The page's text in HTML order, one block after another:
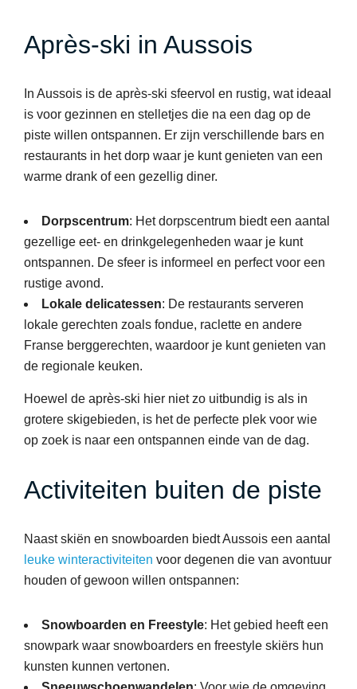
Après-ski in Aussois
In Aussois is de après-ski sfeervol en rustig, wat ideaal
is voor gezinnen en stelletjes die na een dag op de
piste willen ontspannen. Er zijn verschillende bars en
restaurants in het dorp waar je kunt genieten van een
warme drank of een gezellig diner.
Dorpscentrum: Het dorpscentrum biedt een aantal
gezellige eet- en drinkgelegenheden waar je kunt
ontspannen. De sfeer is informeel en perfect voor een
rustige avond.
Lokale delicatessen: De restaurants serveren
lokale gerechten zoals fondue, raclette en andere
Franse berggerechten, waardoor je kunt genieten van
de regionale keuken.
Hoewel de après-ski hier niet zo uitbundig is als in
grotere skigebieden, is het de perfecte plek voor wie
op zoek is naar een ontspannen einde van de dag.
Activiteiten buiten de piste
Naast skiën en snowboarden biedt Aussois een aantal
leuke winteractiviteiten voor degenen die van avontuur
houden of gewoon willen ontspannen:
Snowboarden en Freestyle: Het gebied heeft een
snowpark waar snowboarders en freestyle skiërs hun
kunsten kunnen vertonen.